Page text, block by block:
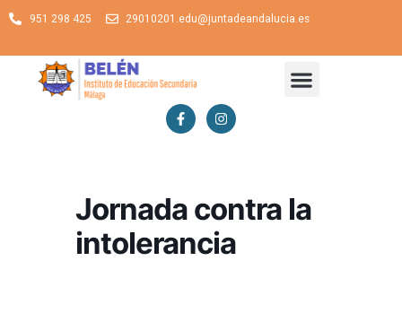
951 298 425 29010201.edu@juntadeandalucia.es
Jornada contra la
intolerancia